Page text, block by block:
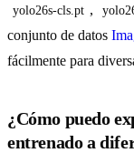
yolo26s-cls.pt ,
conjunto de datos
fácilmente para
¿Cómo puedo
entrenado a